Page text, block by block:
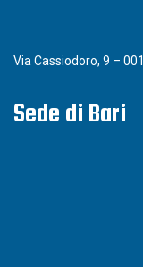
Via Cassiodoro, 9 –
Sede di Bari